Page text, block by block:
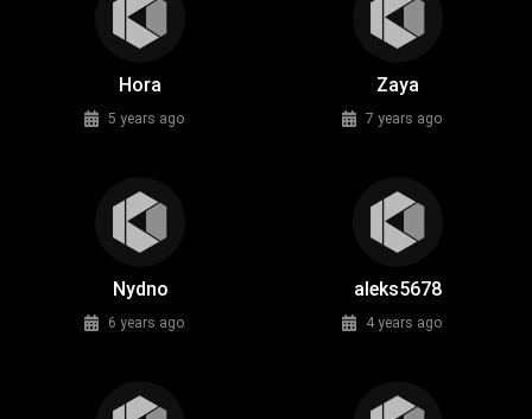
Hora
5 years ago
Zaya
7 years ago
Nydno
6 years ago
aleks5678
4 years ago